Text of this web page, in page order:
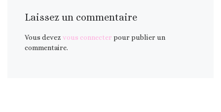
Laissez un commentaire
Vous devezvous connecter pour publier un
commentaire.